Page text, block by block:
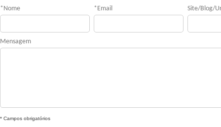
* Nome * Email Site/Blog/
Mensagem
* Campos obrigatórios